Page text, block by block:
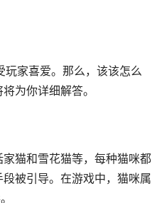
玩家喜爱。那么，该该怎么
为你详细解答。
猫和雪花猫等，每种猫咪都
被引导。在游戏中，猫咪属